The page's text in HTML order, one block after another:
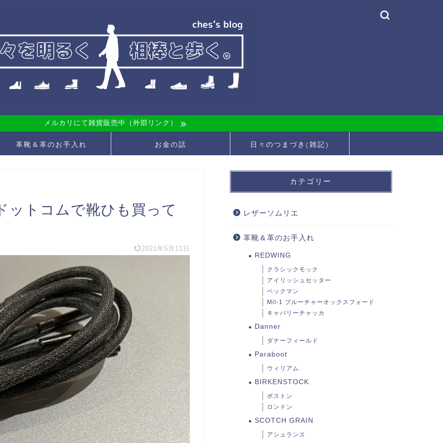
メルカリにて雑貨販売中（外部リンク）
革靴＆革のお手入れ お金の話 日々のつまづき(雑記)
ットコムで靴ひも買って
2021年5月11日
カテゴリー
レザーソムリエ
革靴＆革のお手入れ
REDWING
クラシックモック
アイリッシュセッター
ベックマン
Mil-1 ブルーチャーオックスフォード
キャバリーチャッカ
Danner
ダナーフィールド
Paraboot
ウィリアム
BIRKENSTOCK
ボストン
ロンドン
SCOTCH GRAIN
アシュランス